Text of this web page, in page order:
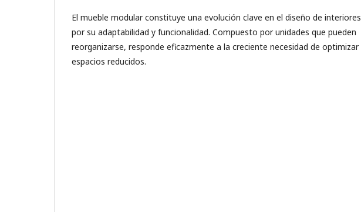
El mueble modular constituye una evolución clave en el diseño de interiores
por su adaptabilidad y funcionalidad. Compuesto por unidades que pueden
reorganizarse, responde eficazmente a la creciente necesidad de optimizar
espacios reducidos.